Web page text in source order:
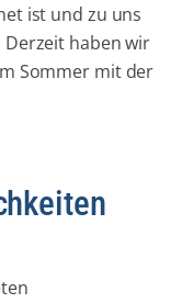
ist und zu uns
haben wir
Sommer mit der